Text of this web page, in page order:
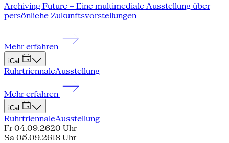
Archiving Future – Eine multimediale Ausstellung über
persönliche Zukunftsvorstellungen
Mehr erfahren
iCal
RuhrtriennaleAusstellung
Mehr erfahren
iCal
RuhrtriennaleAusstellung
Fr 04.09.2620 Uhr
Sa 05.09.2618 Uhr